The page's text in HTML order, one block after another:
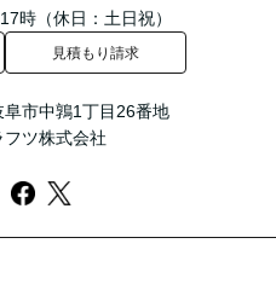
時（休日：土日祝）
見積もり請求
市中鶉1丁目26番地
ツ株式会社